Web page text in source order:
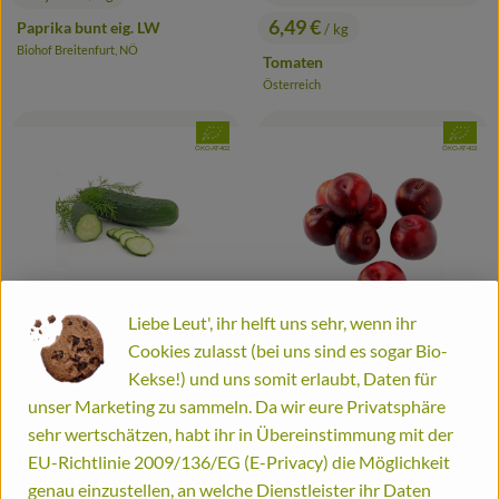
, Preis:
Paprika bunt eig. LW
, Herkunft:
Biohof Breitenfurt, NÖ , Preis:
6,49 €/ kg
Tomaten
, Herkunft:
Österreich
, Preis:
Landgurken
, Herkunft:
0.4 kgeingeplant
, Verband:
, Kontrollstelle:
ÖKO-AT-402
, Preis:
5,99 €/ kg
Pflaumen rot
IT
0.5 kgeingeplant
, Verband:
, Kontrollstelle:
ÖKO-AT-402
Liebe Leut', ihr helft uns sehr, wenn ihr
Cookies zulasst (bei uns sind es sogar Bio-
Kekse!) und uns somit erlaubt, Daten für
unser Marketing zu sammeln. Da wir eure Privatsphäre
sehr wertschätzen, habt ihr in Übereinstimmung mit der
EU-Richtlinie 2009/136/EG (E-Privacy) die Möglichkeit
genau einzustellen, an welche Dienstleister ihr Daten